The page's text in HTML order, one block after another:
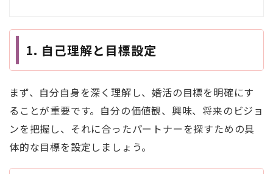
1. 自己理解と目標設定
まず、自分自身を深く理解し、婚活の目標を明確にす
ることが重要です。自分の価値観、興味、将来のビジョ
ンを把握し、それに合ったパートナーを探すための具
体的な目標を設定しましょう。